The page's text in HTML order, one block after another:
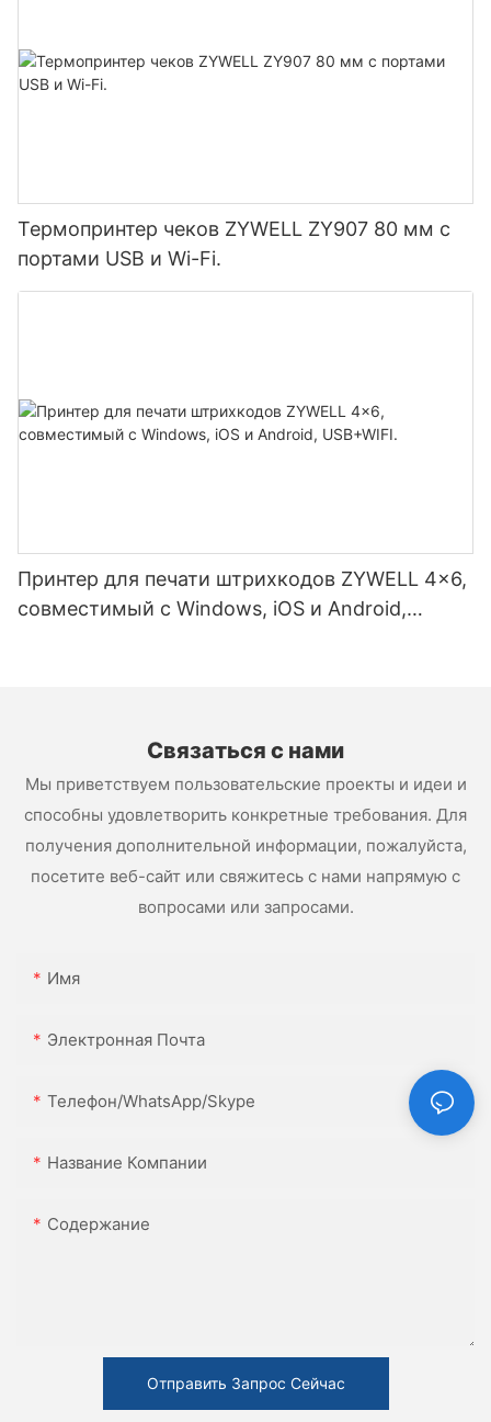
Термопринтер чеков ZYWELL ZY907 80 мм с
портами USB и Wi-Fi.
Принтер для печати штрихкодов ZYWELL 4x6,
совместимый с Windows, iOS и Android,
Связаться с нами
Мы приветствуем пользовательские проекты и идеи и
способны удовлетворить конкретные требования. Для
получения дополнительной информации, пожалуйста,
посетите веб-сайт или свяжитесь с нами напрямую с
вопросами или запросами.
Имя
Электронная Почта
Телефон/WhatsApp/Skype
Название Компании
Содержание
Отправить Запрос Сейчас